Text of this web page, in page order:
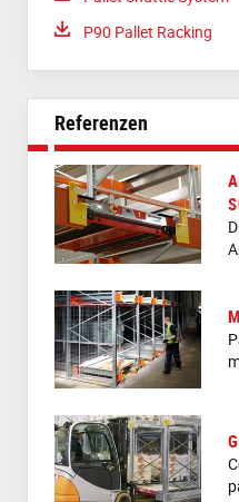
Download:
P90 Pallet Racking
Referenzen